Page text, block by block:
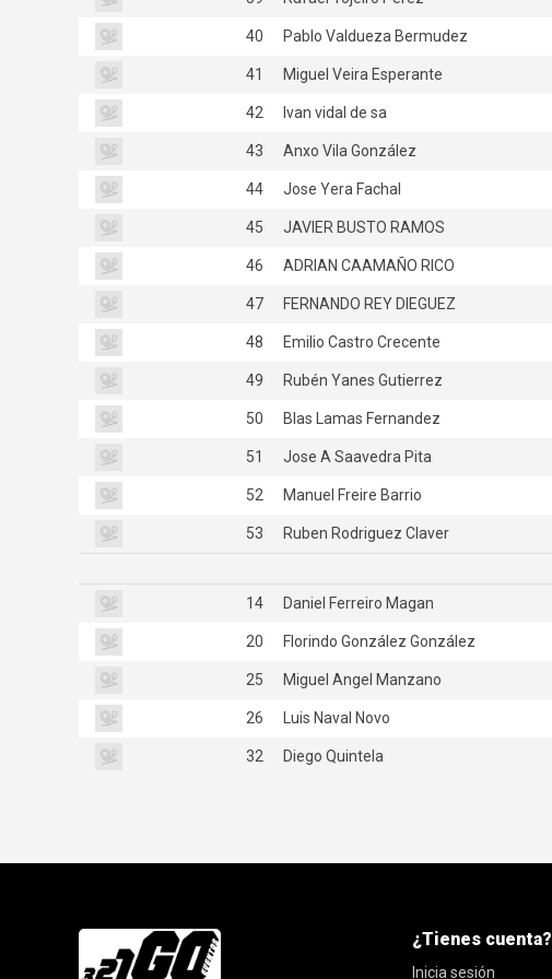
40 Pablo Valdueza Bermudez
41 Miguel Veira Esperante
42 Ivan vidal de sa
43 Anxo Vila González
44 Jose Yera Fachal
45 JAVIER BUSTO RAMOS
46 ADRIAN CAAMAÑO RICO
47 FERNANDO REY DIEGUEZ
48 Emilio Castro Crecente
49 Rubén Yanes Gutierrez
50 Blas Lamas Fernandez
51 Jose A Saavedra Pita
52 Manuel Freire Barrio
53 Ruben Rodriguez Claver
14 Daniel Ferreiro Magan
20 Florindo González González
25 Miguel Angel Manzano
26 Luis Naval Novo
32 Diego Quintela
¿Tienes cuenta?
Inicia sesión